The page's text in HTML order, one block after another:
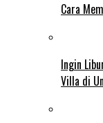
Cara
Ingin
Villa di